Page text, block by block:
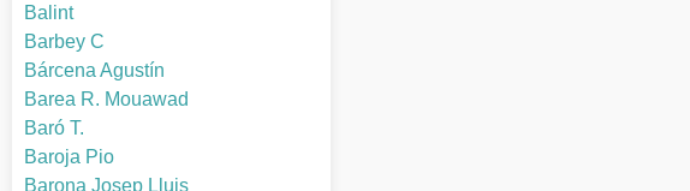
Balint
Barbey C
Bárcena Agustín
Barea R. Mouawad
Baró T.
Baroja Pio
Barona Josep Lluis